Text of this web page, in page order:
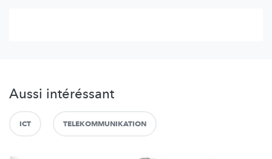
Aussi intéréssant
ICT TELEKOMMUNIKATION